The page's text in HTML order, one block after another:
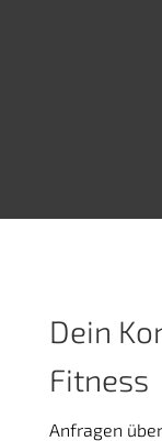
Dein
Fitness
Anfragen